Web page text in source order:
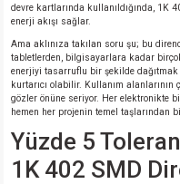
devre kartlarında kullanıldığında, 1K
enerji akışı sağlar.
Ama aklınıza takılan soru şu; bu
tabletlerden, bilgisayarlara kadar
enerjiyi tasarruflu bir şekilde
kurtarıcı olabilir. Kullanım
gözler önüne seriyor. Her elektronikte
hemen her projenin temel taşlarından
Yüzde 5
1K 402 SMD